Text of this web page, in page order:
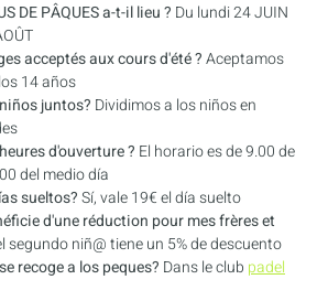
DE PÂQUES a-t-il lieu ? Du lundi 24 JUIN
acceptés aux cours d'été ?Aceptamos
14 años
juntos? Dividimos a los niños en
d'ouverture ? El horario es de 9.00 de
del medio día
sueltos?Sí, vale 19€ el día suelto
d'une réduction pour mes frères et
segundo niñ@ tiene un 5% de descuento
recoge a los peques? Dans le club padel